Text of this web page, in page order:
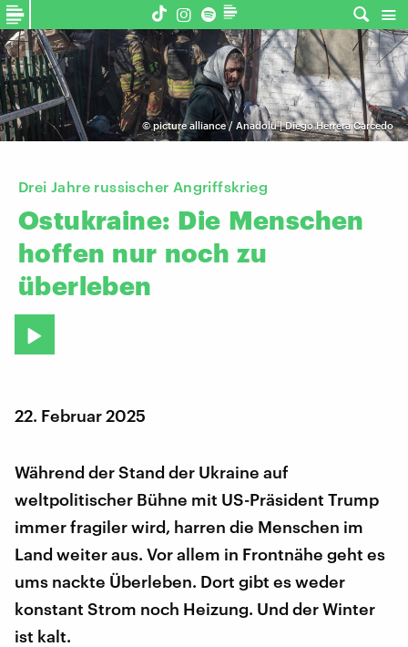
©picture alliance / Anadolu | Diego Herrera Carcedo
Drei Jahre russischer Angriffskrieg
Ostukraine: Die Menschen
hoffen nur noch zu
überleben
22. Februar 2025
Während der Stand der Ukraine auf
weltpolitischer Bühne mit US-Präsident Trump
immer fragiler wird, harren die Menschen im
Land weiter aus. Vor allem in Frontnähe geht es
ums nackte Überleben. Dort gibt es weder
konstant Strom noch Heizung. Und der Winter
ist kalt.